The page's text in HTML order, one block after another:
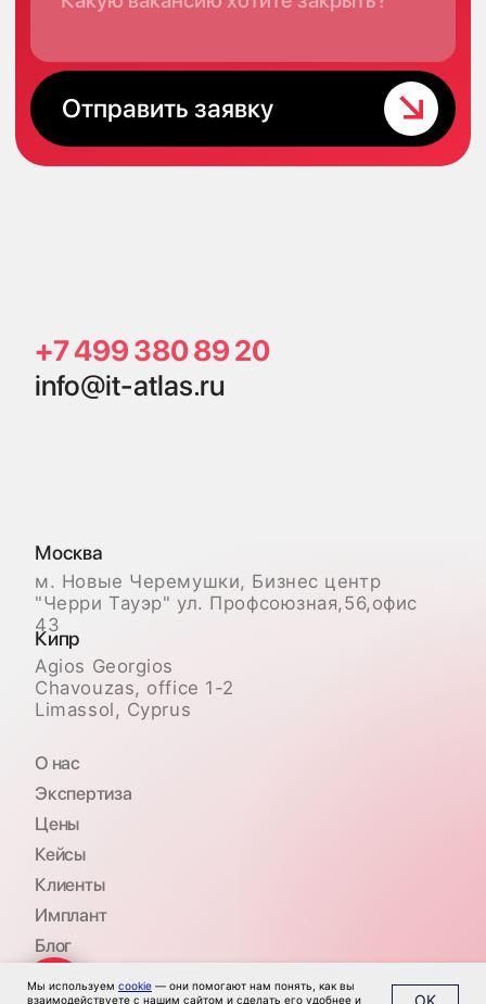
Мы используем cookie — они помогают нам понять, как вы
взаимодействуете с нашим сайтом и сделать его удобнее и
OK